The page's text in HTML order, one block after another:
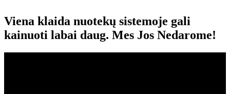
Viena klaida nuotekų sistemoje gali
kainuoti labai daug. Mes Jos Nedarome!